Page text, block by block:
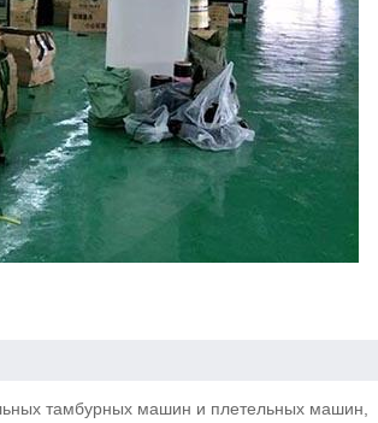
тамбурных машин и плетельных машин,